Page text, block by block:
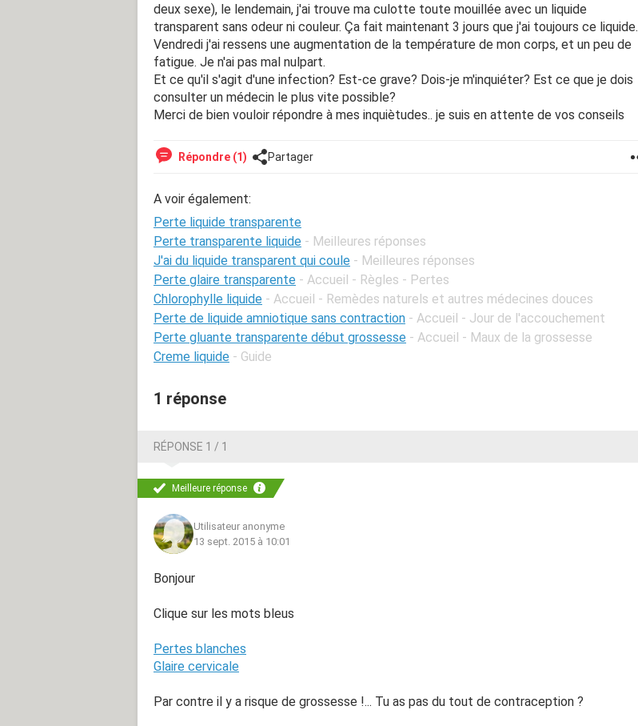
deux sexe), le lendemain, j'ai trouve ma culotte toute mouillée avec un liquide
transparent sans odeur ni couleur. Ça fait maintenant 3 jours que j'ai toujours ce liquide.
Vendredi j'ai ressens une augmentation de la température de mon corps, et un peu de
fatigue. Je n'ai pas mal nulpart.
Et ce qu'il s'agit d'une infection? Est-ce grave? Dois-je m'inquiéter? Est ce que je dois
consulter un médecin le plus vite possible?
Merci de bien vouloir répondre à mes inquiètudes.. je suis en attente de vos conseils
Répondre (1) Partager
A voir également:
Perte liquide transparente
Perte transparente liquide - Meilleures réponses
J'ai du liquide transparent qui coule - Meilleures réponses
Perte glaire transparente - Accueil - Règles - Pertes
Chlorophylle liquide - Accueil - Remèdes naturels et autres médecines douces
Perte de liquide amniotique sans contraction - Accueil - Jour de l'accouchement
Perte gluante transparente début grossesse - Accueil - Maux de la grossesse
Creme liquide - Guide
1 réponse
RÉPONSE 1 / 1
Meilleure réponse
Utilisateur anonyme
13 sept. 2015 à 10:01
Bonjour
Clique sur les mots bleus
Pertes blanches
Glaire cervicale
Par contre il y a risque de grossesse !... Tu as pas du tout de contraception ?